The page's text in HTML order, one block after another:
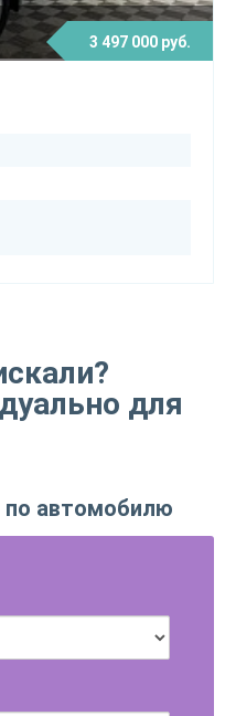
3 497 000 руб.
для
автомобилю